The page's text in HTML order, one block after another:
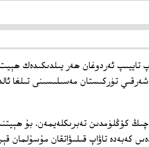
ئەردوغان ھەر يىلدىكىدەك
شەرقىي تۈركىستان مەسىلىسىنى تىلغا
كۆڭلۈمدىن تەبرىكلەيمەن. بۇ
كەبەدە تاۋاپ قىلىۋاتقان مۇسۇلمان